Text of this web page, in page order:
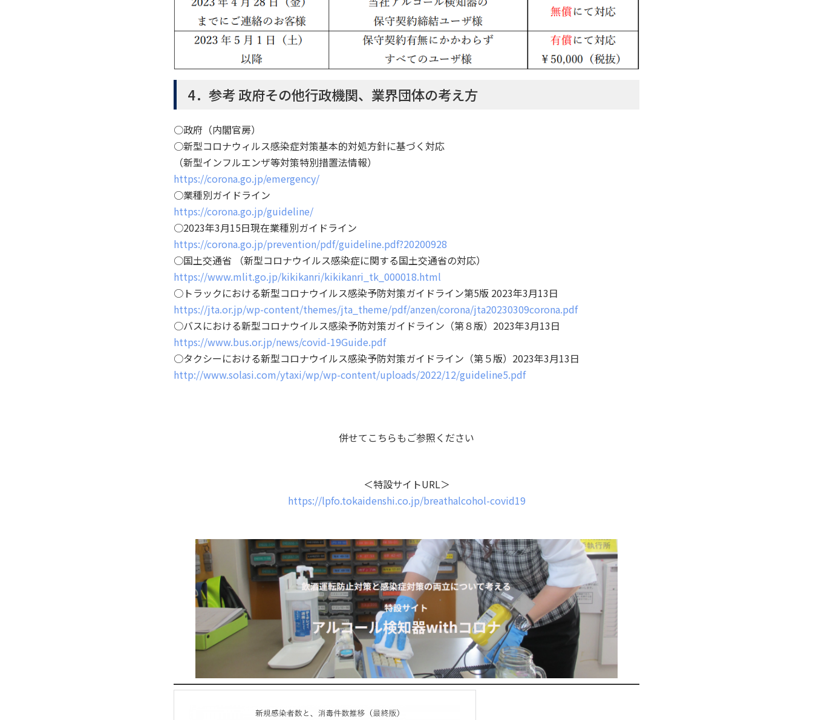
4．参考 政府その他行政機関、業界団体の考え方
○政府（内閣官房）
○新型コロナウィルス感染症対策基本的対処方針に基づく対応
（新型インフルエンザ等対策特別措置法情報）
https://corona.go.jp/emergency/
○業種別ガイドライン
https://corona.go.jp/guideline/
○2023年3月15日現在業種別ガイドライン
https://corona.go.jp/prevention/pdf/guideline.pdf?20200928
○国土交通省 （新型コロナウイルス感染症に関する国土交通省の対応）
https://www.mlit.go.jp/kikikanri/kikikanri_tk_000018.html
○トラックにおける新型コロナウイルス感染予防対策ガイドライン第5版 2023年3月13日
https://jta.or.jp/wp-content/themes/jta_theme/pdf/anzen/corona/jta20230309corona.pdf
○バスにおける新型コロナウイルス感染予防対策ガイドライン（第８版）2023年3月13日
https://www.bus.or.jp/news/covid-19Guide.pdf
○タクシーにおける新型コロナウイルス感染予防対策ガイドライン（第５版）2023年3月13日
http://www.solasi.com/ytaxi/wp/wp-content/uploads/2022/12/guideline5.pdf
併せてこちらもご参照ください
＜特設サイトURL＞
https://lpfo.tokaidenshi.co.jp/breathalcohol-covid19